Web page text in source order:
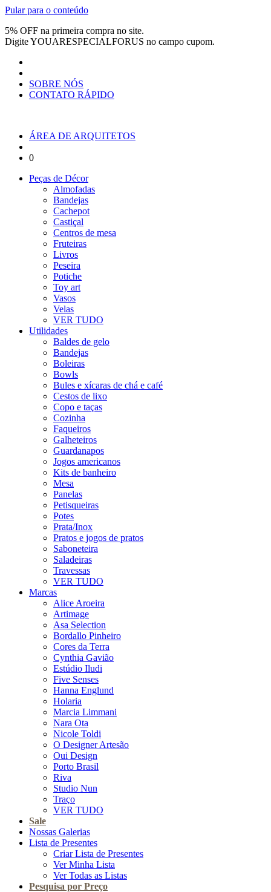
Pular para o conteúdo
5% OFF na primeira compra no site.
DigiteYOUARESPECIALFORUS no campo cupom.
SOBRE NÓS
CONTATO RÁPIDO
ÁREA DE ARQUITETOS
0
Peças de Décor
Almofadas
Bandejas
Cachepot
Castiçal
Centros de mesa
Fruteiras
Livros
Peseira
Potiche
Toy art
Vasos
Velas
VER TUDO
Utilidades
Baldes de gelo
Bandejas
Boleiras
Bowls
Bules e xícaras de chá e café
Cestos de lixo
Copo e taças
Cozinha
Faqueiros
Galheteiros
Guardanapos
Jogos americanos
Kits de banheiro
Mesa
Panelas
Petisqueiras
Potes
Prata/Inox
Pratos e jogos de pratos
Saboneteira
Saladeiras
Travessas
VER TUDO
Marcas
Alice Aroeira
Artimage
Asa Selection
Bordallo Pinheiro
Cores da Terra
Cynthia Gavião
Estúdio Iludi
Five Senses
Hanna Englund
Holaria
Marcia Limmani
Nara Ota
Nicole Toldi
O Designer Artesão
Oui Design
Porto Brasil
Riva
Studio Nun
Traço
VER TUDO
Sale
Nossas Galerias
Lista de Presentes
Criar Lista de Presentes
Ver Minha Lista
Ver Todas as Listas
Pesquisa por Preço